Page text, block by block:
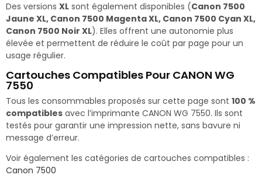
Des versions XL sont également disponibles (Canon 7500
Jaune XL, Canon 7500 Magenta XL, Canon 7500 Cyan XL,
Canon 7500 Noir XL). Elles offrent une autonomie plus
élevée et permettent de réduire le coût par page pour un
usage régulier.
Cartouches Compatibles Pour CANON WG
7550
Tous les consommables proposés sur cette page sont 100 %
compatibles avec l’imprimante CANON WG 7550. Ils sont
testés pour garantir une impression nette, sans bavure ni
message d’erreur.
Voir également les catégories de cartouches compatibles :
Canon 7500